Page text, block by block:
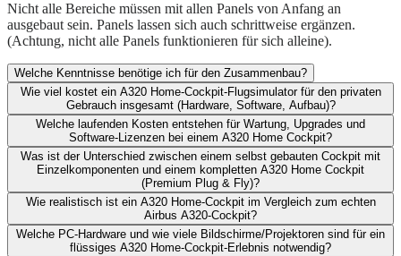
Nicht alle Bereiche müssen mit allen Panels von Anfang an
ausgebaut sein. Panels lassen sich auch schrittweise ergänzen.
(Achtung, nicht alle Panels funktionieren für sich alleine).
Welche Kenntnisse benötige ich für den Zusammenbau?
Wie viel kostet ein A320 Home-Cockpit-Flugsimulator für den privaten
Gebrauch insgesamt (Hardware, Software, Aufbau)?​
Welche laufenden Kosten entstehen für Wartung, Upgrades und
Software-Lizenzen bei einem A320 Home Cockpit?​
Was ist der Unterschied zwischen einem selbst gebauten Cockpit mit
Einzelkomponenten und ​einem kompletten A320 Home Cockpit
(Premium Plug & Fly)?
Wie realistisch ist ein A320 Home-Cockpit im Vergleich zum echten
Airbus A320-Cockpit?​
Welche PC-Hardware und wie viele Bildschirme/Projektoren sind für ein
flüssiges A320 Home-Cockpit-Erlebnis notwendig?